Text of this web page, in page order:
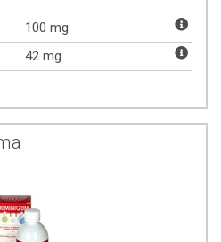
közé sorolhatók.
A szervetlen ásványi anyagokat és
” vegyületekké alakítják, bejuttatják a
módon, könnyen cserélhető
a toxikus nehézfémekkel oldhatatlan
azokat a szervezetből.
felvételét gátolja, míg a kisebb
anyagok felvételét elősegíti.
Fizikai-, illetve kémiai szerkezetükből
100 mg
42 mg